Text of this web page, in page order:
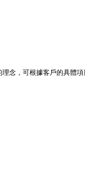
，可根據客戶的具體項目